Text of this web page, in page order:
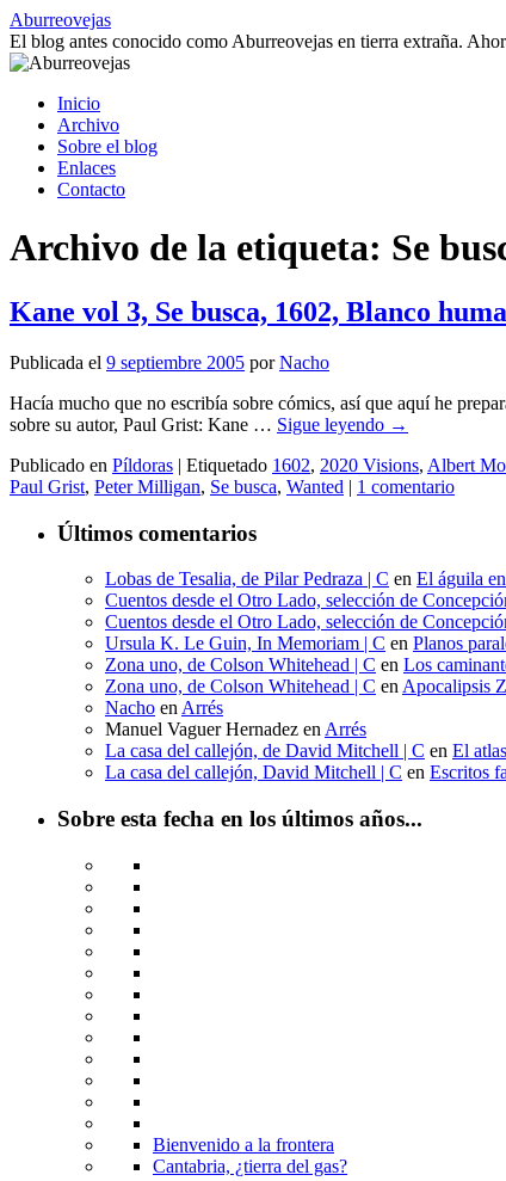
Saltar
al
contenido
Aburreovejas
El blog antes conocido como Aburreovejas en tierra extraña.
Inicio
Archivo
Sobre el blog
Enlaces
Contacto
Archivo de la etiqueta: Se
Kane vol 3, Se busca, 1602, Blanco
Publicada el 9 septiembre 2005 por Nacho
Hacía mucho que no escribía sobre cómics, así que aquí he
sobre su autor, Paul Grist: Kane … Sigue leyendo →
Publicado en Píldoras | Etiquetado 1602, 2020 Visions, Albert
Paul Grist, Peter Milligan, Se busca, Wanted | 1 comentario
Últimos comentarios
Lobas de Tesalia, de Pilar Pedraza | C en El águila
Cuentos desde el Otro Lado, selección de
Cuentos desde el Otro Lado, selección de
Ursula K. Le Guin, In Memoriam | C en Planos
Zona uno, de Colson Whitehead | C en Los
Zona uno, de Colson Whitehead | C en Apocalipsis Z
Nacho en Arrés
Manuel Vaguer Hernadez en Arrés
La casa del callejón, de David Mitchell | C en El
La casa del callejón, David Mitchell | C en Escritos
Sobre esta fecha en los últimos años...
Bienvenido a la frontera
Cantabria, ¿tierra del gas?